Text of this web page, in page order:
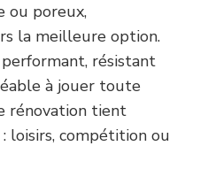
ou poreux,
la meilleure option.
résistant
à jouer toute
rénovation tient
loisirs, compétition ou